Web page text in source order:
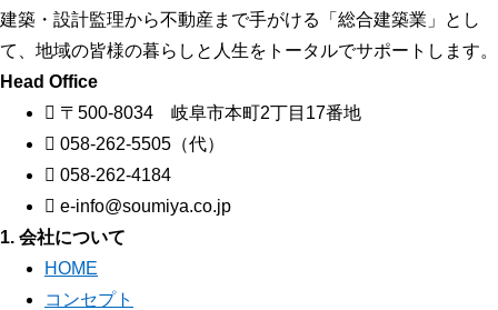
建築・設計監理から不動産まで手がける「総合建築業」とし
て、地域の皆様の暮らしと人生をトータルでサポートします。
Head Office
〒500-8034 岐阜市本町2丁目17番地
058-262-5505（代）
058-262-4184
e-info@soumiya.co.jp
1. 会社について
HOME
コンセプト